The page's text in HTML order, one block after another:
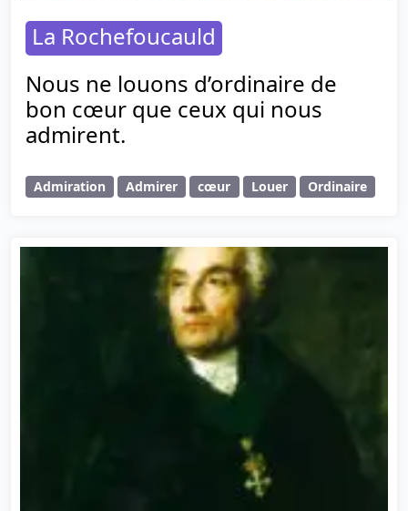
La Rochefoucauld
Nous ne louons d’ordinaire de
bon cœur que ceux qui nous
admirent.
Admiration Admirer cœur Louer Ordinaire